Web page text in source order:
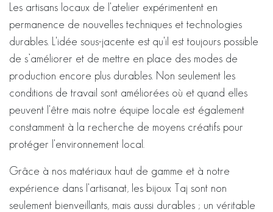
Les artisans locaux de l'atelier expérimentent en
permanence de nouvelles techniques et technologies
durables. L'idée sous-jacente est qu'il est toujours possible
de s’améliorer et de mettre en place des modes de
production encore plus durables. Non seulement les
conditions de travail sont améliorées où et quand elles
peuvent l'être mais notre équipe locale est également
constamment à la recherche de moyens créatifs pour
protéger l'environnement local.
Grâce à nos matériaux haut de gamme et à notre
expérience dans l'artisanat, les bijoux Taj sont non
seulement bienveillants, mais aussi durables ; un véritable